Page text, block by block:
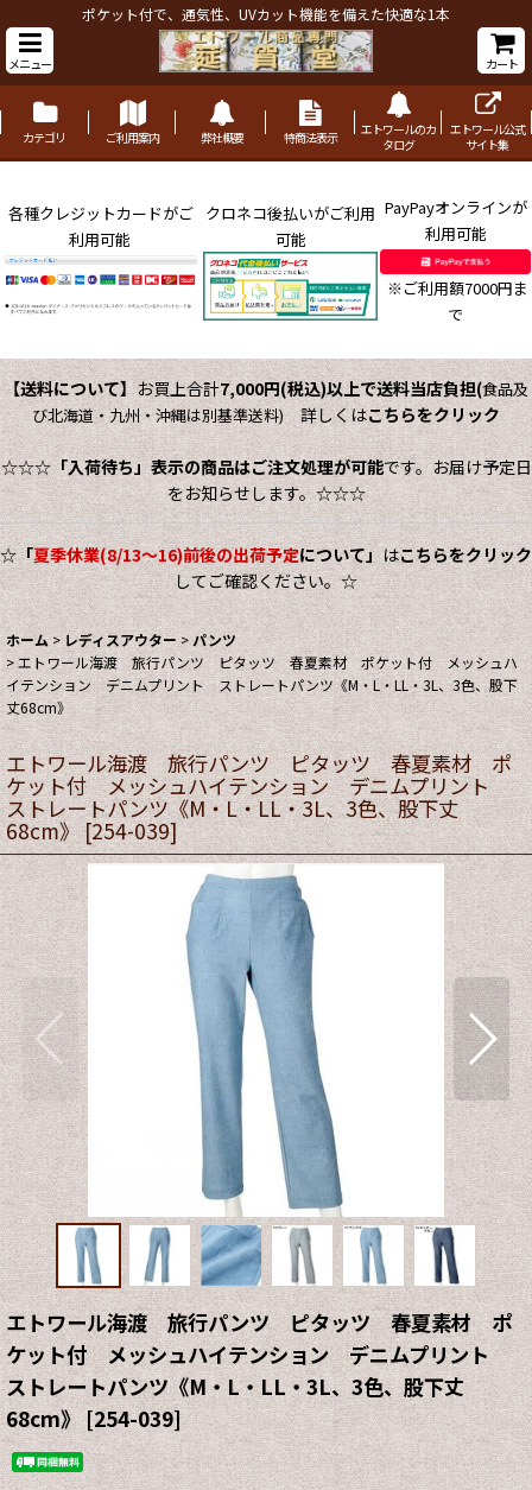
ポケット付で、通気性、UVカット機能を備えた快適な1本
メニュー カート
カテゴリ ご利用案内 弊社概要 特商法表示
エトワールのカ
タログ
エトワール公式
サイト集
各種クレジットカードがご
利用可能
クロネコ後払いがご利用
可能
PayPayオンラインが
利用可能
※ご利用額7000円ま
で
【送料について】 お買上合計7,000円(税込)以上で送料当店負担(食品及
び北海道・九州・沖縄は別基準送料)詳しくはこちらをクリック
☆☆☆「入荷待ち」表示の商品はご注文処理が可能です。お届け予定日
をお知らせします。☆☆☆
☆「夏季休業(8/13～16)前後の出荷予定について」はこちらをクリック
してご確認ください。☆
ホーム > レディスアウター > パンツ
>エトワール海渡 旅行パンツ ピタッツ 春夏素材 ポケット付 メッシュハ
イテンション デニムプリント ストレートパンツ《M・L・LL・3L、3色、股下
丈68cm》
エトワール海渡 旅行パンツ ピタッツ 春夏素材 ポ
ケット付 メッシュハイテンション デニムプリント
ストレートパンツ《M・L・LL・3L、3色、股下丈
68cm》 [254-039]
エトワール海渡 旅行パンツ ピタッツ 春夏素材 ポ
ケット付 メッシュハイテンション デニムプリント
ストレートパンツ《M・L・LL・3L、3色、股下丈
68cm》[254-039]